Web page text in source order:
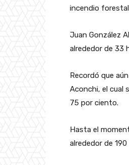
incendio forestal
Juan González
alrededor de 33
Recordó que
Aconchi, el cual
75 por ciento.
Hasta el
alrededor de